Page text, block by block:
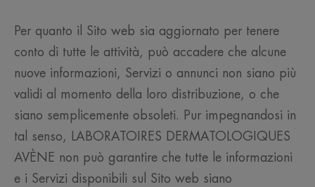
Per quanto il Sito web sia aggiornato per tenere
conto di tutte le attività, può accadere che alcune
nuove informazioni, Servizi o annunci non siano più
validi al momento della loro distribuzione, o che
siano semplicemente obsoleti. Pur impegnandosi in
tal senso, LABORATOIRES DERMATOLOGIQUES
AVÈNE non può garantire che tutte le informazioni
e i Servizi disponibili sul Sito web siano